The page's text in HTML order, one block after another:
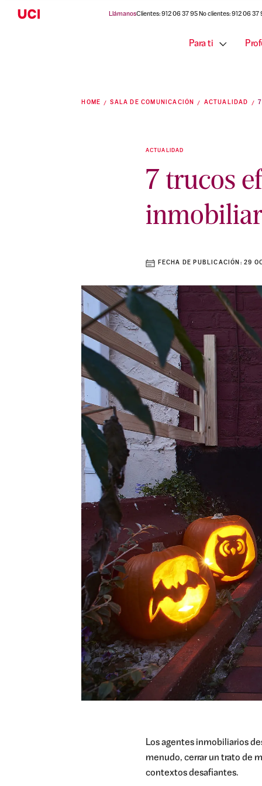
LlámanosClientes: 912 06 37 95 No clientes: 912 06 37
Para ti
HOME SALA DE COMUNICACIÓN ACTUALIDAD
ACTUALIDAD
7 trucos
FECHA DE PUBLICACIÓN:29
Los agentes inmobiliarios
menudo, cerrar un trato de
contextos desafiantes.